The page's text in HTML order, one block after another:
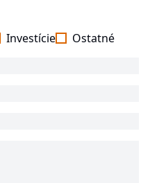
Investície Ostatné